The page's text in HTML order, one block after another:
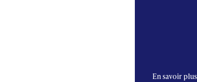
En savoir plus